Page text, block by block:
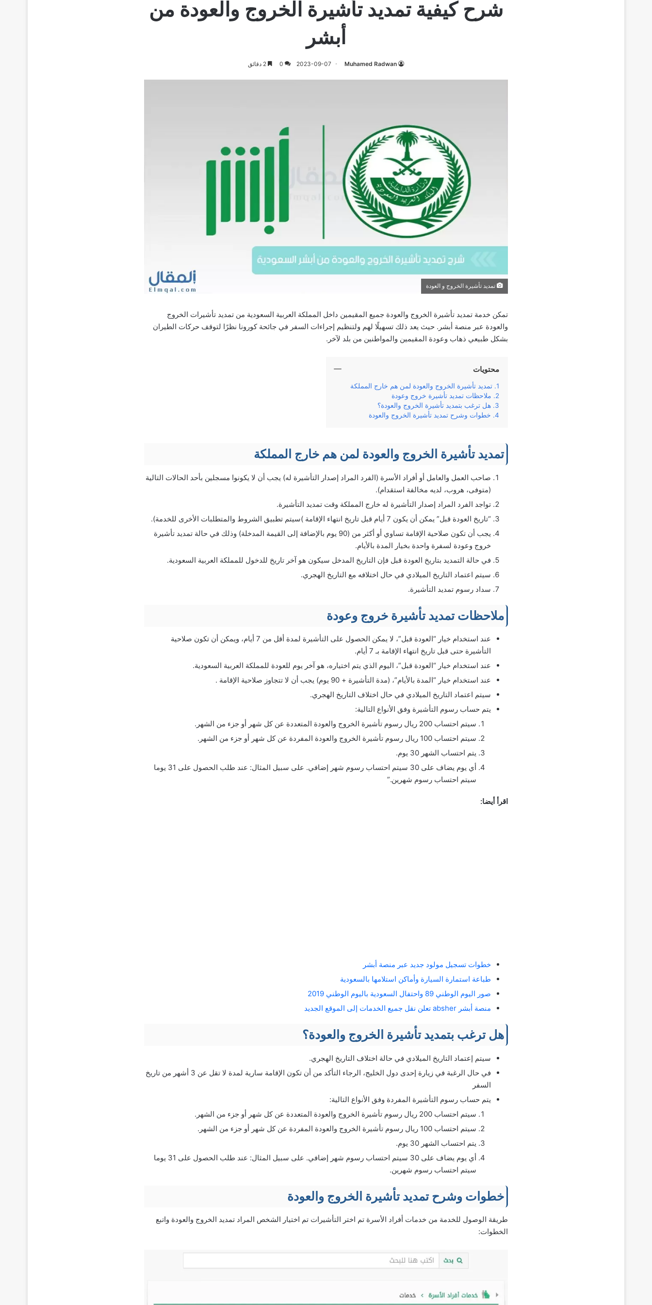
شرح كيفية تمديد تأشيرة الخروج والعودة من
أبشر
Muhamed Radwan
2023-09-07
0
تمديد تأشيرة الخروج و العودة
تمكن خدمة تمديد تأشيرة الخروج والعودة جميع المقيمين داخل المملكة العربية السعودية من تمديد تأشيرات الخروج
والعودة عبر منصة أبشر. حيث يعد ذلك تسهيلًا لهم ولتنظيم إجراءات السفر في جائحة كورونا نظرًا لتوقف حركات الطيران
بشكل طبيعي ذهاب وعودة المقيمين والمواطنين من بلد لآخر.
محتويات
تمديد تأشيرة الخروج والعودة لمن هم خارج المملكة
ملاحظات تمديد تأشيرة خروج وعودة
هل ترغب بتمديد تأشيرة الخروج والعودة؟
خطوات وشرح تمديد تأشيرة الخروج والعودة
تمديد تأشيرة الخروج والعودة لمن هم خارج المملكة
صاحب العمل والعامل أو أفراد الأسرة (الفرد المراد إصدار التأشيرة له) يجب أن لا يكونوا مسجلين بأحد الحالات التالية
(متوفى، هروب، لديه مخالفة استقدام).
تواجد الفرد المراد إصدار التأشيرة له خارج المملكة وقت تمديد التأشيرة.
“تاريخ العودة قبل” يمكن أن يكون 7 أيام قبل تاريخ انتهاء الإقامة )سيتم تطبيق الشروط والمتطلبات الأخرى للخدمة).
يجب أن تكون صلاحية الإقامة تساوي أو أكثر من (90 يوم بالإضافة إلى القيمة المدخلة) وذلك في حالة تمديد تأشيرة
خروج وعودة لسفرة واحدة بخيار المدة بالأيام.
في حالة التمديد بتاريخ العودة قبل فإن التاريخ المدخل سيكون هو آخر تاريخ للدخول للمملكة العربية السعودية.
سيتم اعتماد التاريخ الميلادي في حال اختلافه مع التاريخ الهجري.
سداد رسوم تمديد التأشيرة.
ملاحظات تمديد تأشيرة خروج وعودة
عند استخدام خيار “العودة قبل”، لا يمكن الحصول على التأشيرة لمدة أقل من 7 أيام، ويمكن أن تكون صلاحية
التأشيرة حتى قبل تاريخ انتهاء الإقامة بـ 7 أيام.
عند استخدام خيار “العودة قبل”، اليوم الذي يتم اختياره، هو آخر يوم للعودة للمملكة العربية السعودية.
عند استخدام خيار “المدة بالأيام”، (مدة التأشيرة + 90 يوم) يجب أن لا تتجاوز صلاحية الإقامة .
سيتم اعتماد التاريخ الميلادي في حال اختلاف التاريخ الهجري.
يتم حساب رسوم التأشيرة وفق الأنواع التالية:
سيتم احتساب 200 ريال رسوم تأشيرة الخروج والعودة المتعددة عن كل شهر أو جزء من الشهر.
سيتم احتساب 100 ريال رسوم تأشيرة الخروج والعودة المفردة عن كل شهر أو جزء من الشهر.
يتم احتساب الشهر 30 يوم.
أي يوم يضاف على 30 سيتم احتساب رسوم شهر إضافي. على سبيل المثال: عند طلب الحصول على 31 يوما
سيتم احتساب رسوم شهرين.”
اقرأ أيضا:
خطوات تسجيل مولود جديد عبر منصة أبشر
طباعة استمارة السيارة وأماكن استلامها بالسعودية
صور اليوم الوطني 89 واحتفال السعودية باليوم الوطني 2019
منصة أبشر absher تعلن نقل جميع الخدمات إلى الموقع الجديد
هل ترغب بتمديد تأشيرة الخروج والعودة؟
سيتم إعتماد التاريخ الميلادي في حالة اختلاف التاريخ الهجري.
في حال الرغبة في زيارة إحدى دول الخليج، الرجاء التأكد من أن تكون الإقامة سارية لمدة لا تقل عن 3 أشهر من تاريخ
السفر
يتم حساب رسوم التأشيرة المفردة وفق الأنواع التالية:
سيتم احتساب 200 ريال رسوم تأشيرة الخروج والعودة المتعددة عن كل شهر أو جزء من الشهر.
سيتم احتساب 100 ريال رسوم تأشيرة الخروج والعودة المفردة عن كل شهر أو جزء من الشهر.
يتم احتساب الشهر 30 يوم.
أي يوم يضاف على 30 سيتم احتساب رسوم شهر إضافي. على سبيل المثال: عند طلب الحصول على 31 يوما
سيتم احتساب رسوم شهرين.
خطوات وشرح تمديد تأشيرة الخروج والعودة
طريقة الوصول للخدمة من خدمات أفراد الأسرة تم اختر التأشيرات تم اختيار الشخص المراد تمديد الخروج والعودة واتبع
الخطوات: